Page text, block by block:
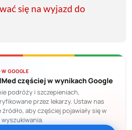
się na wyjazd do
GOOGLE
częściej w wynikach Google
podróży i szczepieniach,
przez lekarzy. Ustaw nas
aby częściej pojawiały się w